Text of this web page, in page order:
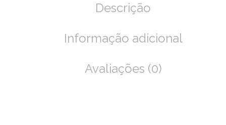
Descrição
Informação adicional
Avaliações (0)